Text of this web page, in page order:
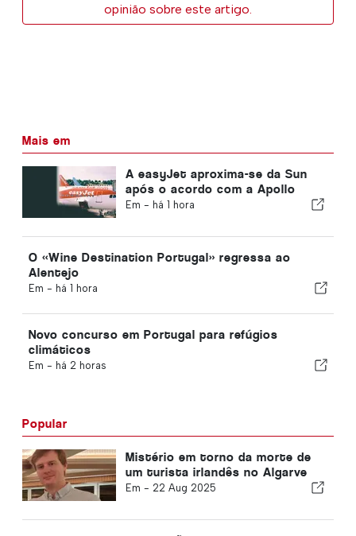
opinião sobre este artigo.
Mais em
A easyJet aproxima-se da Sun
após o acordo com a Apollo
Em - há 1 hora
O «Wine Destination Portugal» regressa ao
Alentejo
Em - há 1 hora
Novo concurso em Portugal para refúgios
climáticos
Em - há 2 horas
Popular
Mistério em torno da morte de
um turista irlandês no Algarve
Em - 22 Aug 2025